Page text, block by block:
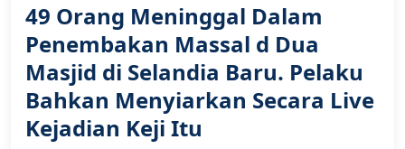
49 Orang Meninggal Dalam
Penembakan Massal d Dua
Masjid di Selandia Baru. Pelaku
Bahkan Menyiarkan Secara Live
Kejadian Keji Itu